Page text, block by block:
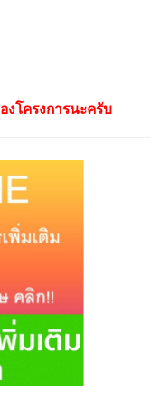
งโครงการนะครับ